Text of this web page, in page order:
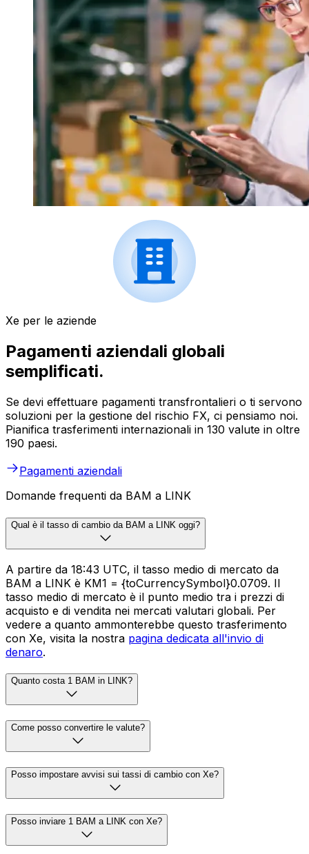
Xe per le aziende
Pagamenti aziendali globali
semplificati.
Se devi effettuare pagamenti transfrontalieri o ti servono
soluzioni per la gestione del rischio FX, ci pensiamo noi.
Pianifica trasferimenti internazionali in 130 valute in oltre
190 paesi.
Pagamenti aziendali
Domande frequenti da BAM a LINK
Qual è il tasso di cambio da BAM a LINK oggi?
A partire da 18:43 UTC, il tasso medio di mercato da
BAM a LINK è KM1 = {toCurrencySymbol}0.0709. Il
tasso medio di mercato è il punto medio tra i prezzi di
acquisto e di vendita nei mercati valutari globali. Per
vedere a quanto ammonterebbe questo trasferimento
con Xe, visita la nostra pagina dedicata all'invio di
denaro.
Quanto costa 1 BAM in LINK?
Come posso convertire le valute?
Posso impostare avvisi sui tassi di cambio con Xe?
Posso inviare 1 BAM a LINK con Xe?